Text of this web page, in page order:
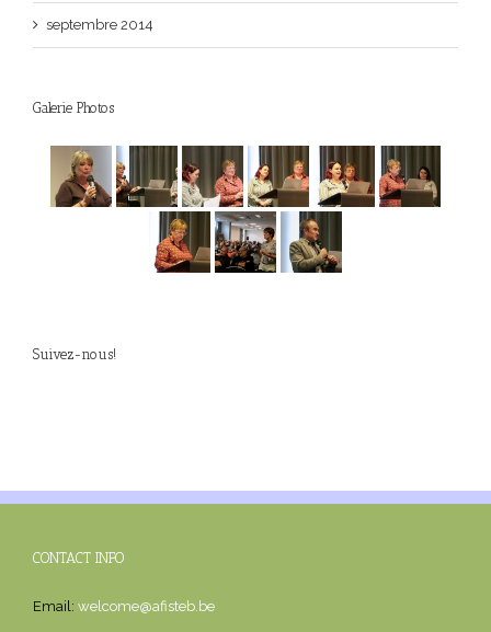
septembre 2014
Galerie Photos
Suivez-nous!
CONTACT INFO
Email: welcome@afisteb.be